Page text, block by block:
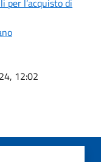
12:02